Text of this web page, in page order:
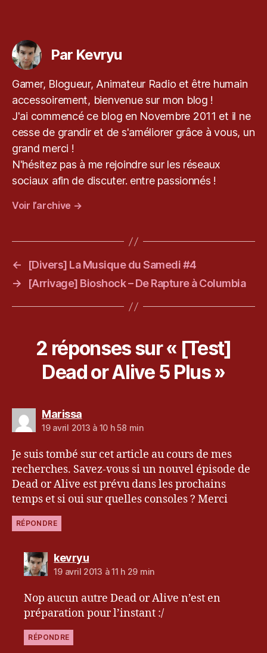
y
u
,
l
b
o
g
d
k
e
v
y
,
P
S
V
Par Kevryu
Gamer, Blogueur, Animateur Radio et être humain
accessoirement, bienvenue sur mon blog !
J'ai commencé ce blog en Novembre 2011 et il ne
cesse de grandir et de s'améliorer grâce à vous, un
grand merci !
N'hésitez pas à me rejoindre sur les réseaux
sociaux afin de discuter. entre passionnés !
Voir l’archive →
←
[Divers] La Musique du Samedi #4
→
[Arrivage] Bioshock – De Rapture à Columbia
2 réponses sur « [Test]
Dead or Alive 5 Plus »
Marissadit :
19 avril 2013 à 10 h 58 min
Je suis tombé sur cet article au cours de mes
recherches. Savez-vous si un nouvel épisode de
Dead or Alive est prévu dans les prochains
temps et si oui sur quelles consoles ? Merci
RÉPONDRE
kevryudit :
19 avril 2013 à 11 h 29 min
Nop aucun autre Dead or Alive n’est en
préparation pour l’instant :/
RÉPONDRE